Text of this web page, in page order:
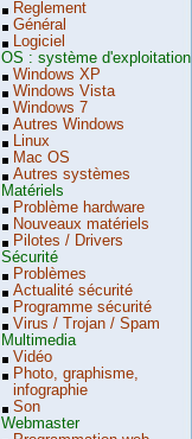
Reglement
Général
Logiciel
OS : système d'exploitation
Windows XP
Windows Vista
Windows 7
Autres Windows
Linux
Mac OS
Autres systèmes
Matériels
Problème hardware
Nouveaux matériels
Pilotes / Drivers
Sécurité
Problèmes
Actualité sécurité
Programme sécurité
Virus / Trojan / Spam
Multimedia
Vidéo
Photo, graphisme,
infographie
Son
Webmaster